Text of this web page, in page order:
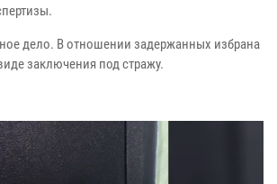
дело. В отношении задержанных избрана
заключения под стражу.